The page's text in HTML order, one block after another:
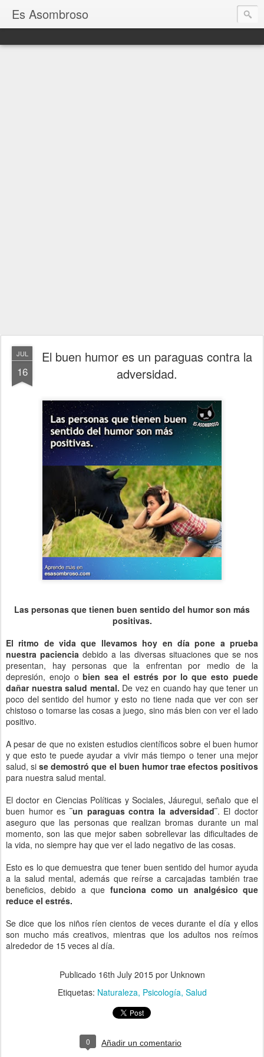
Es Asombroso
JUL
16
El buen humor es un paraguas contra la
adversidad.
Las personas que tienen buen sentido del humor son más
positivas.
El ritmo de vida que llevamos hoy en día pone a prueba
nuestra paciencia debido a las diversas situaciones que se nos
presentan, hay personas que la enfrentan por medio de la
depresión, enojo obien sea el estrés por lo que esto puede
dañar nuestra salud mental. De vez en cuando hay que tener un
poco del sentido del humor y esto no tiene nada que ver con ser
chistoso o tomarse las cosas a juego, sino más bien con ver el lado
positivo.
A pesar de que no existen estudios científicos sobre el buen humor
y que esto te puede ayudar a vivir más tiempo o tener una mejor
salud, sise demostró que el buen humor trae efectos positivos
para nuestra salud mental.
El doctor en Ciencias Políticas y Sociales, Jáuregui, señalo que el
buen humor es ¨un paraguas contra la adversidad¨. El doctor
aseguro que las personas que realizan bromas durante un mal
momento, son las que mejor saben sobrellevar las dificultades de
la vida, no siempre hay que ver el lado negativo de las cosas.
Esto es lo que demuestra que tener buen sentido del humor ayuda
a la salud mental, además que reírse a carcajadas también trae
beneficios, debido a que funciona como un analgésico que
reduce el estrés.
Se dice que los niños ríen cientos de veces durante el día y ellos
son mucho más creativos, mientras que los adultos nos reímos
alrededor de 15 veces al día.
Publicado 16th July 2015por Unknown
Etiquetas: Naturaleza Psicología Salud
0 Añadir un comentario